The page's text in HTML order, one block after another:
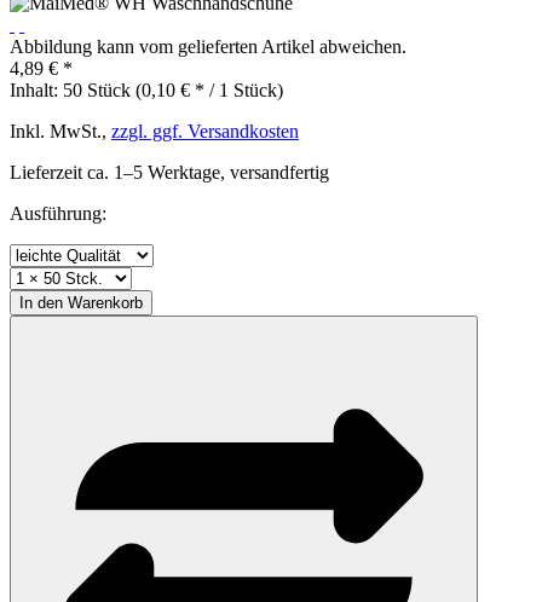
Abbildung kann vom gelieferten Artikel abweichen.
4,89 € *
Inhalt: 50 Stück (0,10 € * / 1 Stück)
Inkl. MwSt., zzgl. ggf. Versandkosten
Lieferzeit ca. 1–5 Werktage, versandfertig
Ausführung:
In den Warenkorb